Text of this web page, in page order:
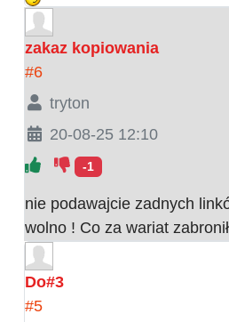
zakaz kopiowania
#6
tryton
20-08-25 12:10
-1
nie podawajcie zadnych
wolno ! Co za wariat
Do#3
#5